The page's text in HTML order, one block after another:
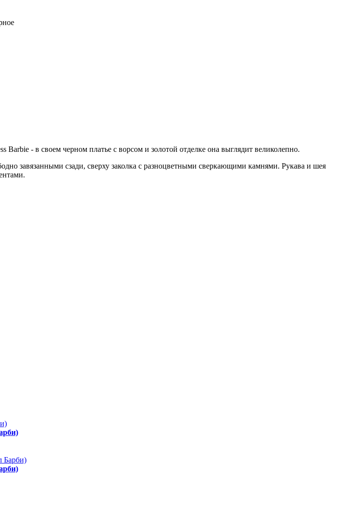
- в своем черном платье с ворсом и золотой отделке она выглядит великолепно.
завязанными сзади, сверху заколка с разноцветными сверкающими камнями. Рукава и шея